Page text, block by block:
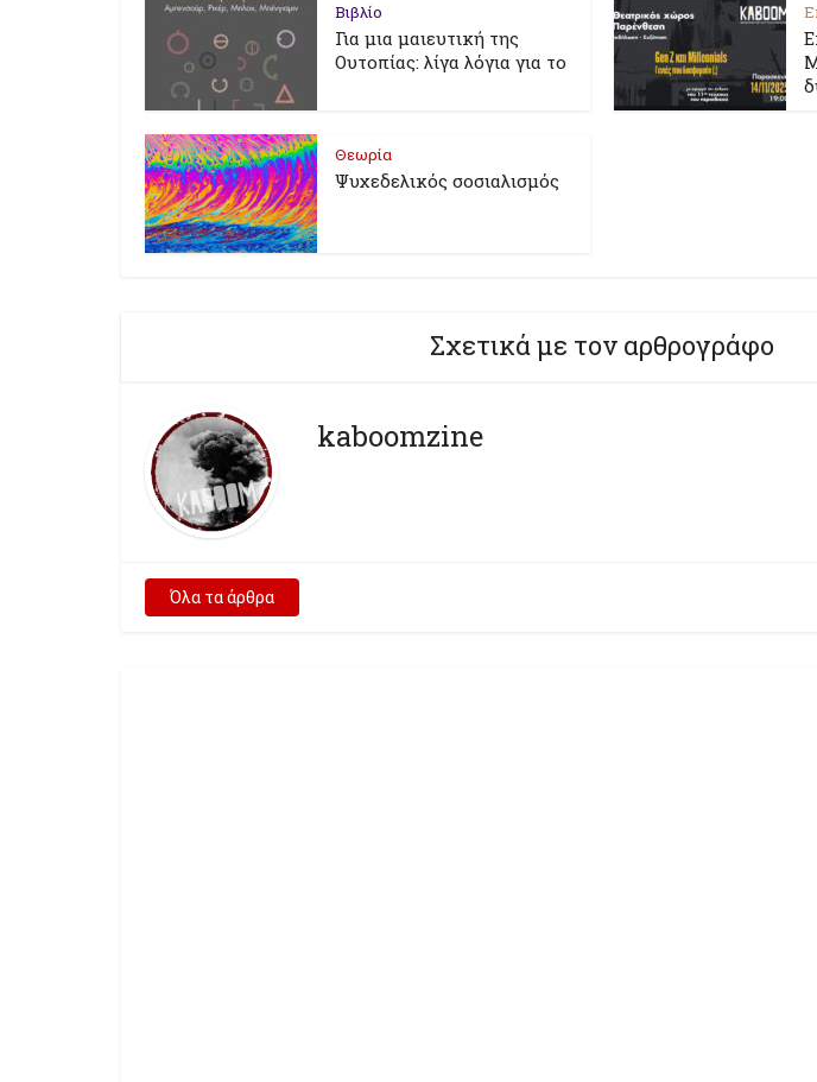
Βιβλίο
Για μια μαιευτική της
Ουτοπίας: λίγα λόγια για το
Θεωρία
Ψυχεδελικός σοσιαλισμός
Σχετικά με τον αρθρογράφο
kaboomzine
Όλα τα άρθρα